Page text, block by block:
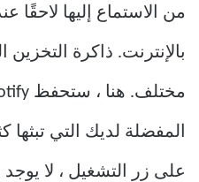
من الاستماع إليها لاحقًا
بالإنترنت. ذاكرة
المفضلة لديك التي
على زر التشغيل ، لا